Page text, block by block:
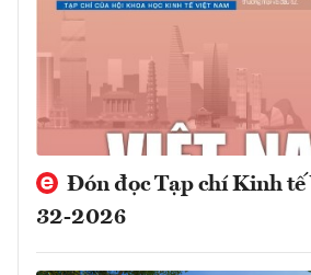
Đón đọc Tạp chí Kinh tế
32-2026